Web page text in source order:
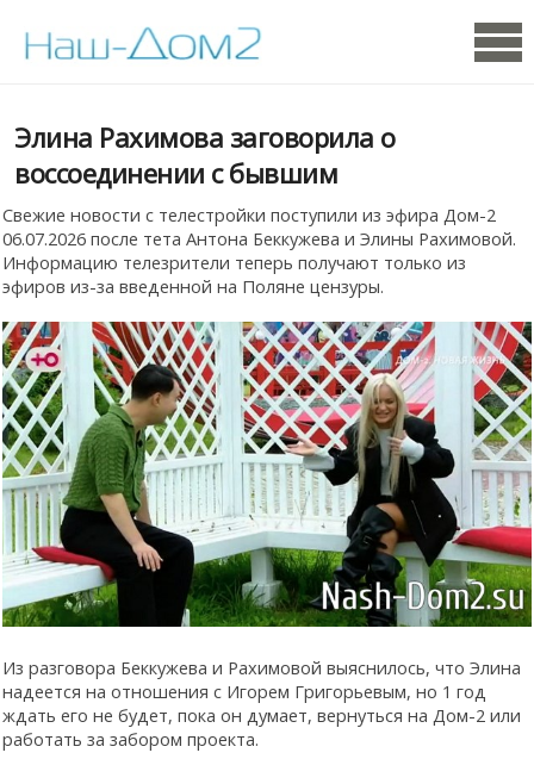
Элина Рахимова заговорила о
воссоединении с бывшим
Свежие новости с телестройки поступили из эфира Дом-2
06.07.2026 после тета Антона Беккужева и Элины Рахимовой.
Информацию телезрители теперь получают только из
эфиров из-за введенной на Поляне цензуры.
Из разговора Беккужева и Рахимовой выяснилось, что Элина
надеется на отношения с Игорем Григорьевым, но 1 год
ждать его не будет, пока он думает, вернуться на Дом-2 или
работать за забором проекта.